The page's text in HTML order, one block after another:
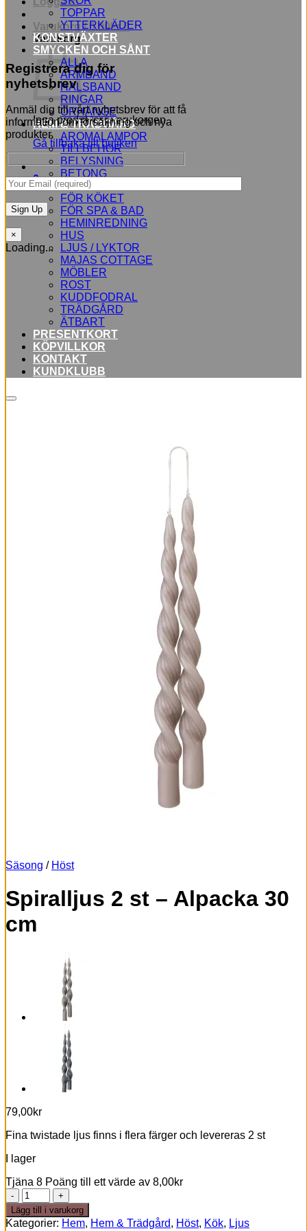
Registrera dig för
nyhetsbrev
Anmäl dig till vårt nyhetsbrev för att få
information om försäljning och nya
produkter.
×
Loading...
Varukorg /0,00kr 0
Varukorg
Inga produkter i varukorgen.
Gå tillbaka till butiken
0
TOPPAR
YTTERKLÄDER
KONSTVÄXTER
SMYCKEN OCH SÅNT
ALLA
ARMBAND
HALSBAND
RINGAR
ÖRHÄNGE
HEM & TRÄDGÅRD
AROMALAMPOR
TILLBEHÖR
BELYSNING
BETONG
BLOMMOR
FÖR KÖKET
FÖR SPA & BAD
HEMINREDNING
HUS
LJUS / LYKTOR
MAJAS COTTAGE
MÖBLER
ROST
KUDDFODRAL
TRÄDGÅRD
ÄTBART
PRESENTKORT
KÖPVILLKOR
KONTAKT
KUNDKLUBB
Säsong / Höst
Spiralljus 2 st – Alpacka 30
cm
79,00kr
Fina twistade ljus finns i flera färger och levereras 2 st
I lager
Tjäna 8 Poäng till ett värde av 8,00kr
Spiralljus
2
st
Lägg till i varukorg
Kategorier: Hem, Hem & Trädgård, Höst, Kök, Ljus